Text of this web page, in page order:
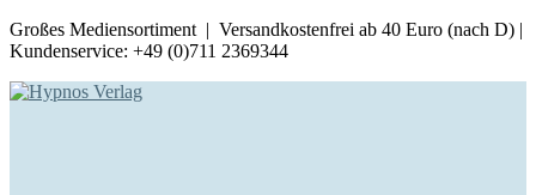
Großes Mediensortiment | Versandkostenfrei ab 40 Euro (nach D) |
Kundenservice: +49 (0)711 2369344